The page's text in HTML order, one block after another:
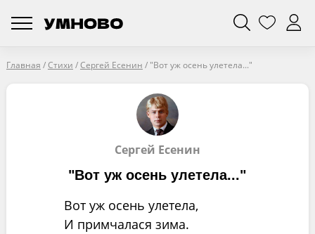
Главная /Стихи /Сергей Есенин / "Вот уж осень улетела..."
Сергей Есенин
"Вот уж осень улетела..."
Вот уж осень улетела,
И примчалася зима.